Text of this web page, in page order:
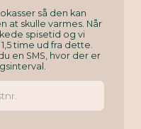
så den kan
at skulle varmes. Når
spisetid og vi
time ud fra dette.
en SMS, hvor der er